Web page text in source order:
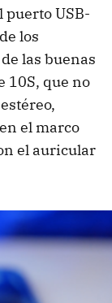
USB-
los
las buenas
10S, que no
el marco
el auricular